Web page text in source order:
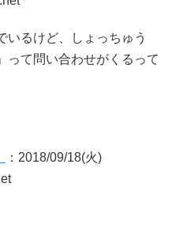
いるけど、しょっちゅう
って問い合わせがくるって
：2018/09/18(火)